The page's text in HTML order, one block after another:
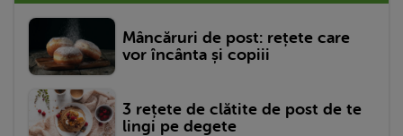
Mâncăruri de post: rețete care
vor încânta și copiii
3 rețete de clătite de post de te
lingi pe degete